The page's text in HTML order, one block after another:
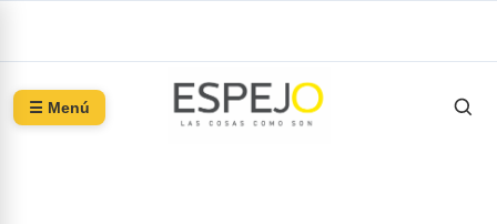
☰ Menú